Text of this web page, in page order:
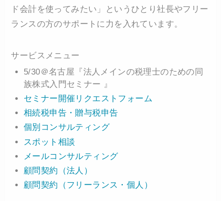
ド会計を使ってみたい」というひとり社長やフリー
ランスの方のサポートに力を入れています。
サービスメニュー
5/30＠名古屋『法人メインの税理士のための同
族株式入門セミナー 』
セミナー開催リクエストフォーム
相続税申告・贈与税申告
個別コンサルティング
スポット相談
メールコンサルティング
顧問契約（法人）
顧問契約（フリーランス・個人）